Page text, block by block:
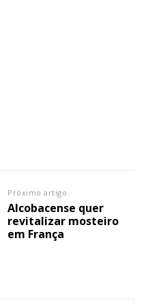
Próximo artigo
Alcobacense quer
revitalizar mosteiro
em França